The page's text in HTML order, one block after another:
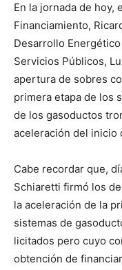
En la jornada de hoy,
Financiamiento,
Desarrollo
Servicios Públicos,
apertura de sobres
primera etapa de los
de los gasoductos
aceleración del inicio
Cabe recordar que,
Schiaretti firmó los
la aceleración de la
sistemas de
licitados pero cuyo
obtención de